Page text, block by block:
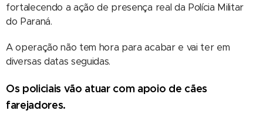
fortalecendo a ação de presença real da Polícia Militar
do Paraná.
A operação não tem hora para acabar e vai ter em
diversas datas seguidas.
Os policiais vão atuar com apoio de cães
farejadores.